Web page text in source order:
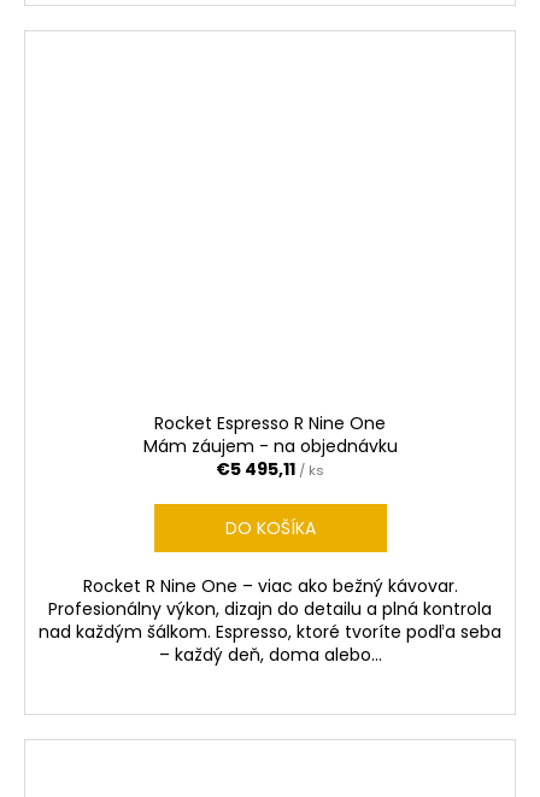
Rocket Espresso R Nine One
Mám záujem - na objednávku
€5 495,11 / ks
DO KOŠÍKA
Rocket R Nine One – viac ako bežný kávovar.
Profesionálny výkon, dizajn do detailu a plná kontrola
nad každým šálkom. Espresso, ktoré tvoríte podľa seba
– každý deň, doma alebo...